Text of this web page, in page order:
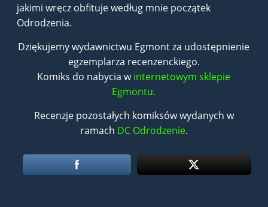
jakimi wręcz obfituje według mnie początek
Odrodzenia.
Dziękujemy wydawnictwu Egmont za udostępnienie
egzemplarza recenzenckiego.
Komiks do nabycia winternetowym sklepie
Egmontu.
Recenzje pozostałych komiksów wydanych w
ramach DC Odrodzenie.